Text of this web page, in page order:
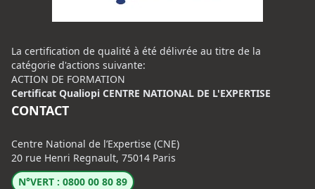
La certification de qualité à été délivrée au titre de la
catégorie d'actions suivante:
ACTION DE FORMATION
Certificat Qualiopi CENTRE NATIONAL DE L'EXPERTISE
CONTACT
Centre National de l’Expertise (CNE)
20 rue Henri Regnault, 75014 Paris
N°VERT : 0800 00 80 89